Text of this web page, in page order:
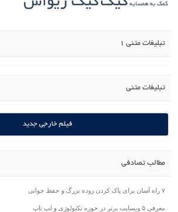
کمک به همسایه
تبلیغات متنی 1
تبلیغات متنی
فیلم خارجی جدید
مطالب تصادفی
۷ راه آسان برای پاک کردن روده بزرگ و حفظ جوانی
معرفی ۵ وبسایت برتر در حوزه تکنولوژی و لپ تاپ